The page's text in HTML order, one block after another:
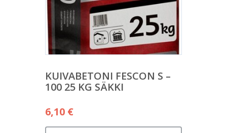
KUIVABETONI FESCON S –
100 25 KG SÄKKI
6,10 €